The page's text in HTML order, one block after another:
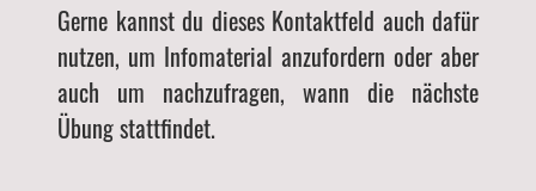
Gerne kannst du dieses Kontaktfeld auch dafür
nutzen, um Infomaterial anzufordern oder aber
auch um nachzufragen, wann die nächste
Übung stattfindet.